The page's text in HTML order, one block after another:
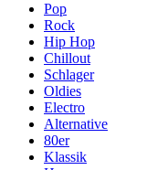
Pop
Rock
Hip Hop
Chillout
Schlager
Oldies
Electro
Alternative
80er
Klassik